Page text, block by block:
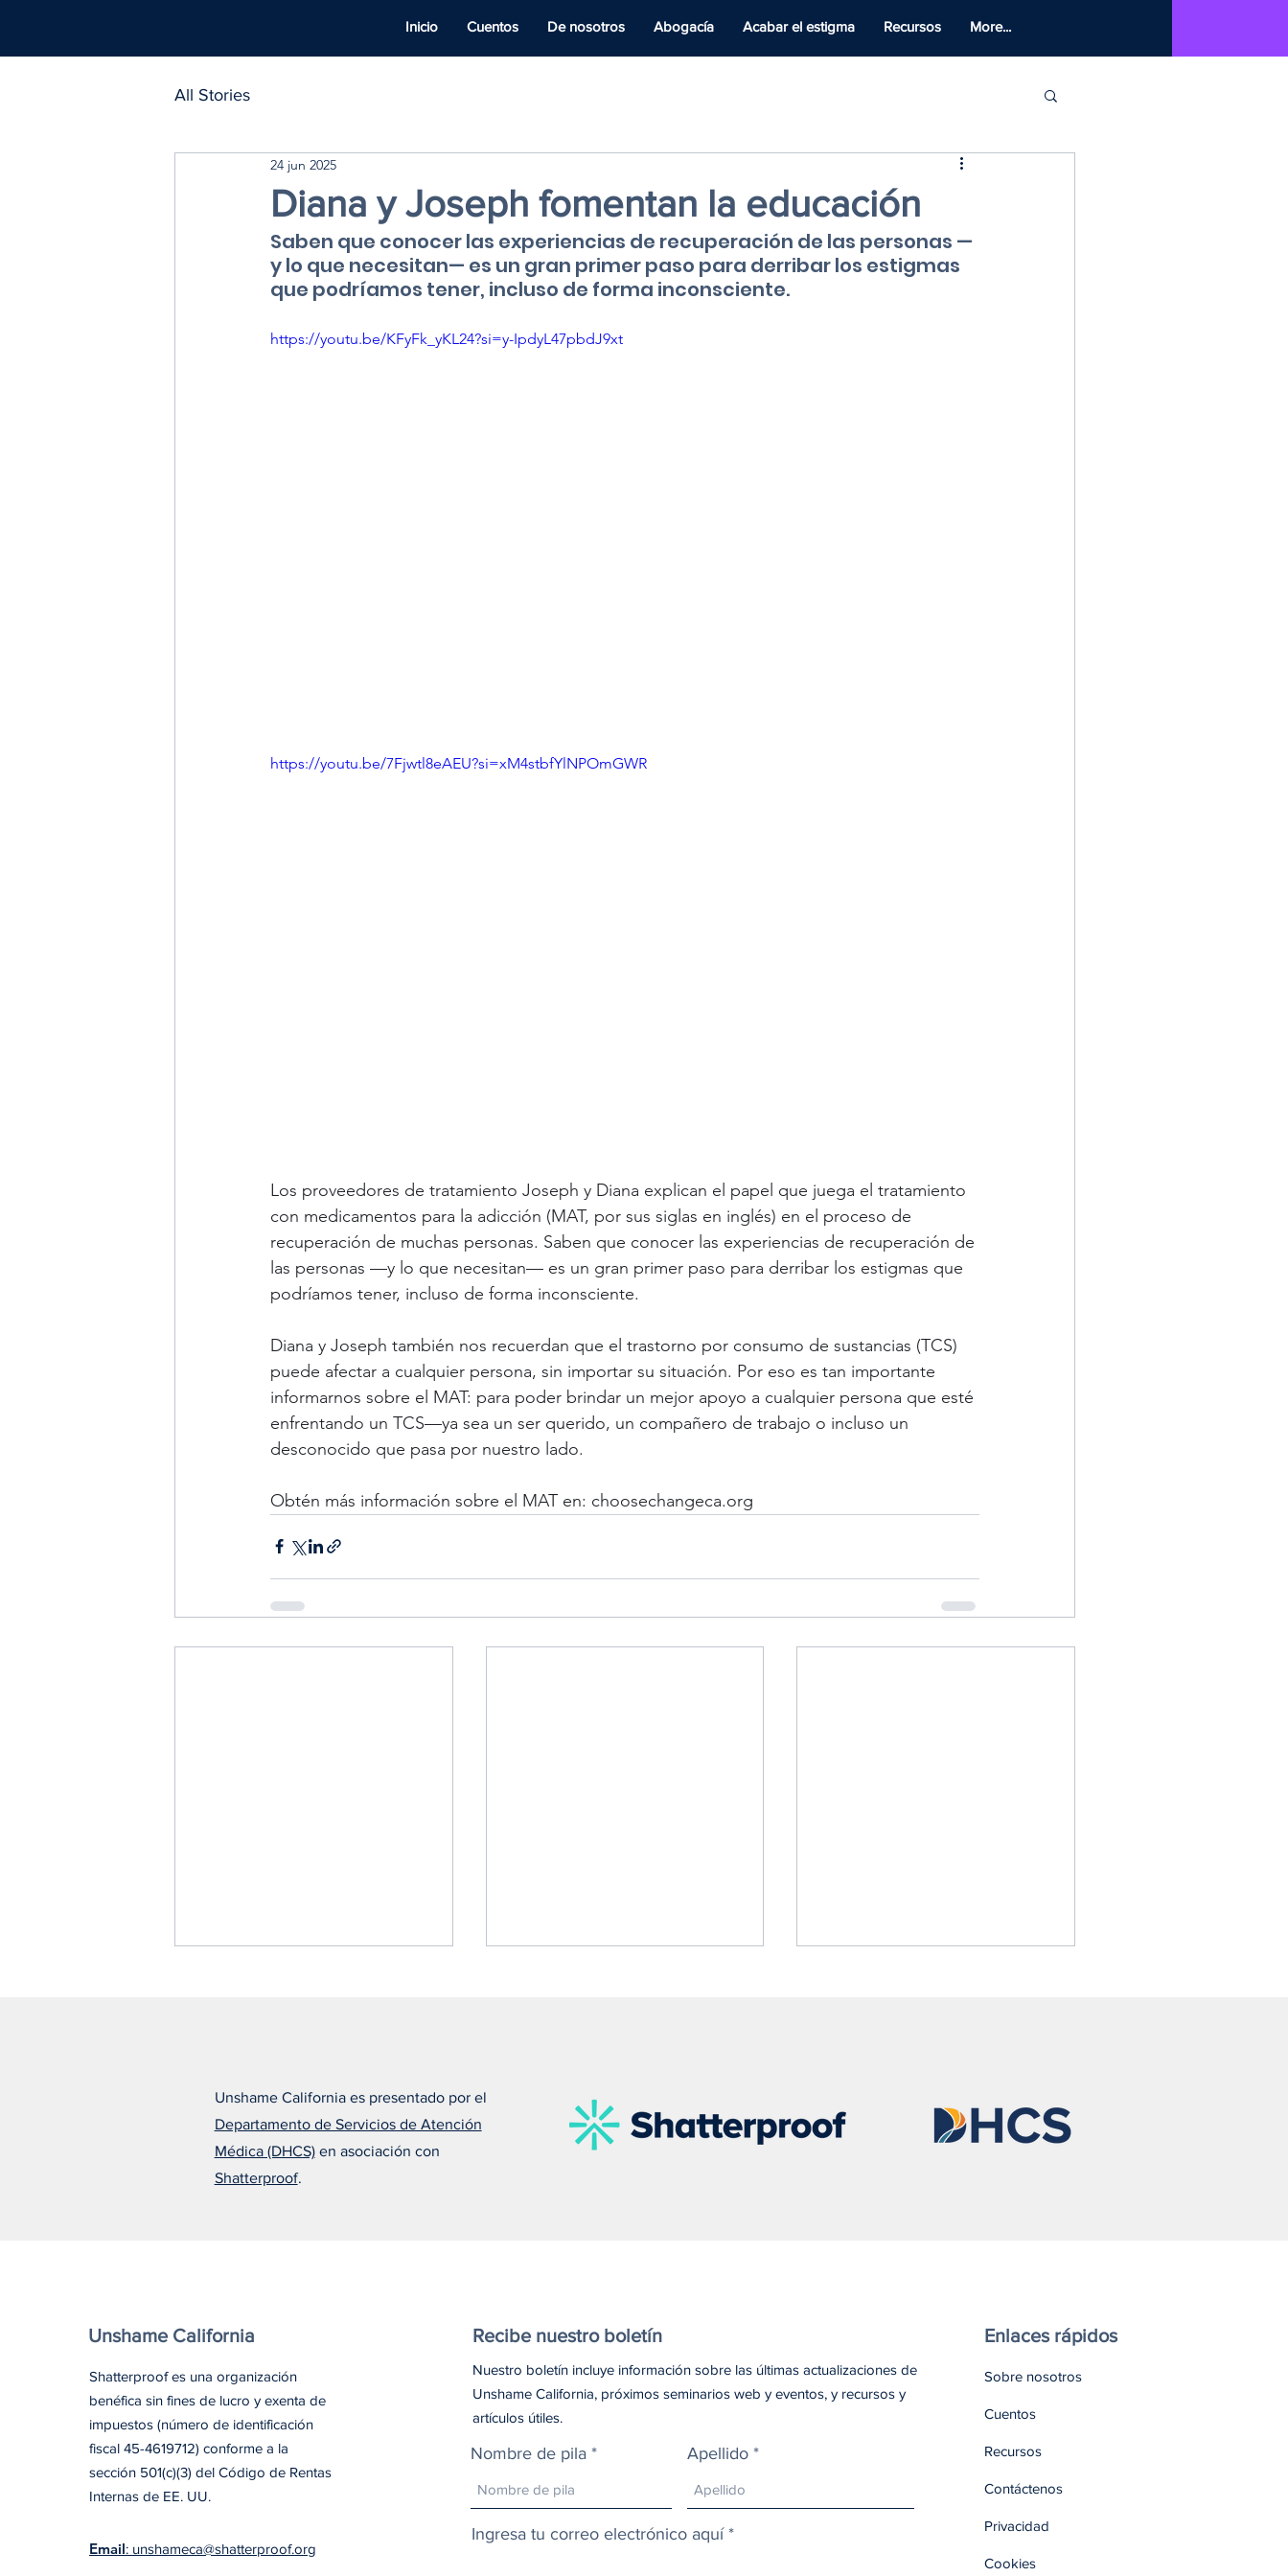
Inicio Cuentos De nosotros Abogacía Acabar el estigma Recursos More...
All Stories
Diana y Joseph fomentan la educación
24 jun 2025
Saben que conocer las experiencias de recuperación de las personas —
y lo que necesitan— es un gran primer paso para derribar los estigmas
que podríamos tener, incluso de forma inconsciente.
https://youtu.be/KFyFk_yKL24?si=y-IpdyL47pbdJ9xt
https://youtu.be/7Fjwtl8eAEU?si=xM4stbfYlNPOmGWR
Los proveedores de tratamiento Joseph y Diana explican el papel que juega el tratamiento
con medicamentos para la adicción (MAT, por sus siglas en inglés) en el proceso de
recuperación de muchas personas. Saben que conocer las experiencias de recuperación de
las personas —y lo que necesitan— es un gran primer paso para derribar los estigmas que
podríamos tener, incluso de forma inconsciente.
Diana y Joseph también nos recuerdan que el trastorno por consumo de sustancias (TCS)
puede afectar a cualquier persona, sin importar su situación. Por eso es tan importante
informarnos sobre el MAT: para poder brindar un mejor apoyo a cualquier persona que esté
enfrentando un TCS—ya sea un ser querido, un compañero de trabajo o incluso un
desconocido que pasa por nuestro lado.
Obtén más información sobre el MAT en: choosechangeca.org
Alfonso cree que el
tratamiento adecuado lo
cambió todo
Susan nos recuerda que el
amor puede salvar una vida
Melissa explica por qué todos
Unshame California es presentado por el
Departamento de Servicios de Atención
Médica (DHCS)en asociación con
Shatterproof.
Unshame California
Shatterproof es una organización
benéfica sin fines de lucro y exenta de
impuestos (número de identificación
fiscal 45-4619712) conforme a la
sección 501(c)(3) del Código de Rentas
Internas de EE. UU.
Email: unshameca@shatterproof.org
Recibe nuestro boletín
Nuestro boletín incluye información sobre las últimas actualizaciones de
Unshame California, próximos seminarios web y eventos, y recursos y
artículos útiles.
Nombre de pila Apellido
Ingresa tu correo electrónico aquí
Enlaces rápidos
Sobre nosotros
Cuentos
Recursos
Contáctenos
Privacidad
Cookies